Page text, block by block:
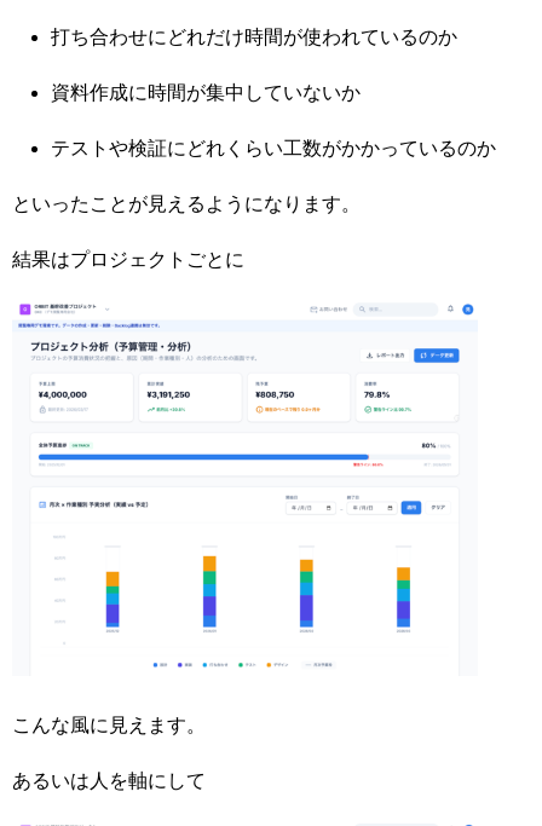
打ち合わせにどれだけ時間が使われているのか
資料作成に時間が集中していないか
テストや検証にどれくらい工数がかかっているのか
といったことが見えるようになります。
結果はプロジェクトごとに
こんな風に見えます。
あるいは人を軸にして